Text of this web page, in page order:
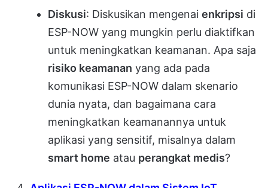
Diskusi: Diskusikan mengenai enkripsi di
ESP-NOW yang mungkin perlu diaktifkan
untuk meningkatkan keamanan. Apa saja
risiko keamanan yang ada pada
komunikasi ESP-NOW dalam skenario
dunia nyata, dan bagaimana cara
meningkatkan keamanannya untuk
aplikasi yang sensitif, misalnya dalam
smart home atau perangkat medis?